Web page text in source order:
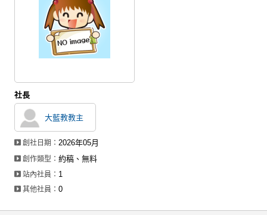
註冊會員
登入
社長
大藍教教主
創社日期：2026年05月
創作類型：約稿、無料
站內社員： 1
其他社員：0